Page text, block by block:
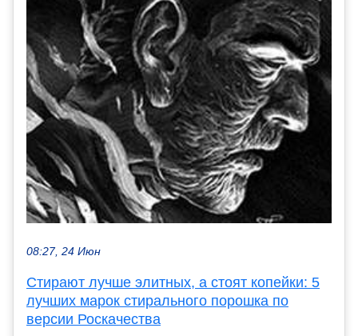
08:27, 24 Июн
Стирают лучше элитных, а стоят копейки: 5
лучших марок стирального порошка по
версии Роскачества